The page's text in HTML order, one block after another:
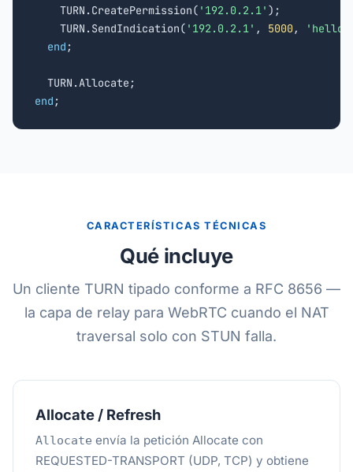
    TURN.CreatePermission(
'192.0.2.1' );
    TURN.SendIndication(
'192.0.2.1' , 5000 ,
'hello
end ;
end ;
CARACTERÍSTICAS TÉCNICAS
Qué incluye
Un cliente TURN tipado conforme a RFC 8656 —
la capa de relay para WebRTC cuando el NAT
traversal solo con STUN falla.
Allocate / Refresh
Allocate envía la petición Allocate con
REQUESTED-TRANSPORT (UDP, TCP) y obtiene